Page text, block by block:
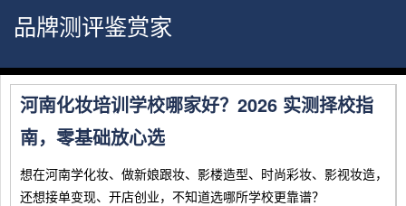
品牌测评鉴赏家
河南化妆培训学校哪家好？2026 实测择校指
南，零基础放心选
想在河南学化妆、做新娘跟妆、影楼造型、时尚彩妆、影视妆造，
还想接单变现、开店创业，不知道选哪所学校更靠谱？